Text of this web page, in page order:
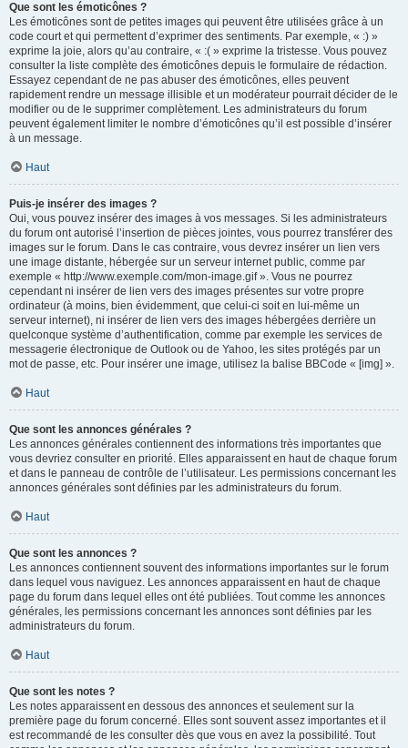
Que sont les émoticônes ?
Les émoticônes sont de petites images qui peuvent être utilisées grâce à un
code court et qui permettent d’exprimer des sentiments. Par exemple, « :) »
exprime la joie, alors qu’au contraire, « :( » exprime la tristesse. Vous pouvez
consulter la liste complète des émoticônes depuis le formulaire de rédaction.
Essayez cependant de ne pas abuser des émoticônes, elles peuvent
rapidement rendre un message illisible et un modérateur pourrait décider de le
modifier ou de le supprimer complètement. Les administrateurs du forum
peuvent également limiter le nombre d’émoticônes qu’il est possible d’insérer
à un message.
Haut
Puis-je insérer des images ?
Oui, vous pouvez insérer des images à vos messages. Si les administrateurs
du forum ont autorisé l’insertion de pièces jointes, vous pourrez transférer des
images sur le forum. Dans le cas contraire, vous devrez insérer un lien vers
une image distante, hébergée sur un serveur internet public, comme par
exemple « http://www.exemple.com/mon-image.gif ». Vous ne pourrez
cependant ni insérer de lien vers des images présentes sur votre propre
ordinateur (à moins, bien évidemment, que celui-ci soit en lui-même un
serveur internet), ni insérer de lien vers des images hébergées derrière un
quelconque système d’authentification, comme par exemple les services de
messagerie électronique de Outlook ou de Yahoo, les sites protégés par un
mot de passe, etc. Pour insérer une image, utilisez la balise BBCode « [img] ».
Haut
Que sont les annonces générales ?
Les annonces générales contiennent des informations très importantes que
vous devriez consulter en priorité. Elles apparaissent en haut de chaque forum
et dans le panneau de contrôle de l’utilisateur. Les permissions concernant les
annonces générales sont définies par les administrateurs du forum.
Haut
Que sont les annonces ?
Les annonces contiennent souvent des informations importantes sur le forum
dans lequel vous naviguez. Les annonces apparaissent en haut de chaque
page du forum dans lequel elles ont été publiées. Tout comme les annonces
générales, les permissions concernant les annonces sont définies par les
administrateurs du forum.
Haut
Que sont les notes ?
Les notes apparaissent en dessous des annonces et seulement sur la
première page du forum concerné. Elles sont souvent assez importantes et il
est recommandé de les consulter dès que vous en avez la possibilité. Tout